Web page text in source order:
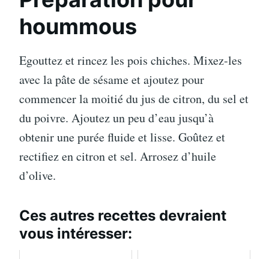
hoummous
Egouttez et rincez les pois chiches. Mixez-les
avec la pâte de sésame et ajoutez pour
commencer la moitié du jus de citron, du sel et
du poivre. Ajoutez un peu d’eau jusqu’à
obtenir une purée fluide et lisse. Goûtez et
rectifiez en citron et sel. Arrosez d’huile
d’olive.
Ces autres recettes devraient
vous intéresser: